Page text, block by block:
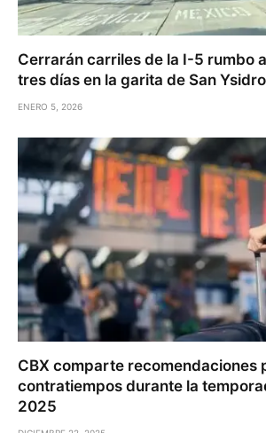
Cerrarán carriles de la I-5 rumbo
tres días en la garita de San Ysidro
ENERO 5, 2026
CBX comparte recomendaciones
contratiempos durante la
2025